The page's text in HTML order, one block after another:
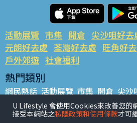
活動展覽 市集 開倉 尖沙咀好去
元朗好去處 荃灣好去處 旺角好
戶外郊遊 社會福利
熱門類別
網民熱話 活動展覽 市集 開倉 尖沙
銅鑼灣好去處 元朗好去處 荃灣好去
餐廳情報 戶外郊遊
U Lifestyle 會使用Cookies來改善您的
接受本網站之私隱政策和使用條款才可